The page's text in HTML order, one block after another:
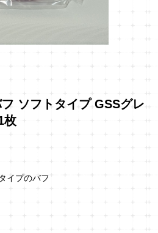
ソフトタイプ GSSグレ
枚
イプのバフ